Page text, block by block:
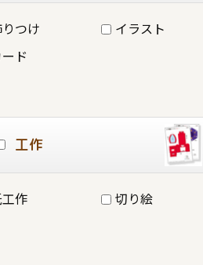
つけ
イラスト
ド
工作
作 切り絵